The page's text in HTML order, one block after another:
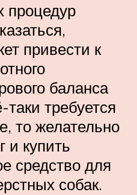
процедур
привести к
баланса
требуется
то желательно
и купить
средство для
собак.